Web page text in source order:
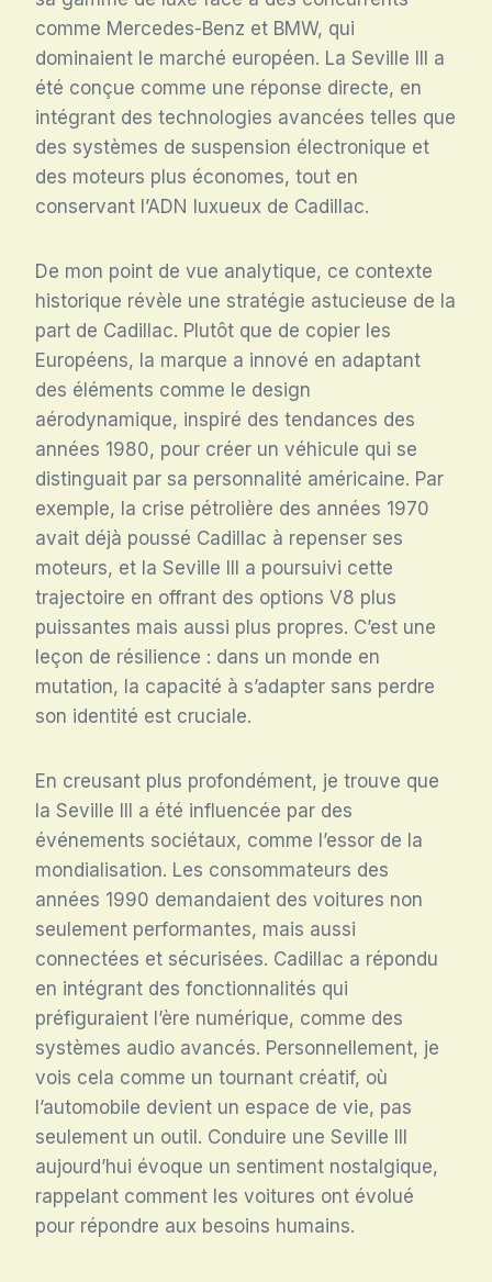
comme Mercedes-Benz et BMW, qui
dominaient le marché européen. La Seville III a
été conçue comme une réponse directe, en
intégrant des technologies avancées telles que
des systèmes de suspension électronique et
des moteurs plus économes, tout en
conservant l’ADN luxueux de Cadillac.
De mon point de vue analytique, ce contexte
historique révèle une stratégie astucieuse de la
part de Cadillac. Plutôt que de copier les
Européens, la marque a innové en adaptant
des éléments comme le design
aérodynamique, inspiré des tendances des
années 1980, pour créer un véhicule qui se
distinguait par sa personnalité américaine. Par
exemple, la crise pétrolière des années 1970
avait déjà poussé Cadillac à repenser ses
moteurs, et la Seville III a poursuivi cette
trajectoire en offrant des options V8 plus
puissantes mais aussi plus propres. C’est une
leçon de résilience : dans un monde en
mutation, la capacité à s’adapter sans perdre
son identité est cruciale.
En creusant plus profondément, je trouve que
la Seville III a été influencée par des
événements sociétaux, comme l’essor de la
mondialisation. Les consommateurs des
années 1990 demandaient des voitures non
seulement performantes, mais aussi
connectées et sécurisées. Cadillac a répondu
en intégrant des fonctionnalités qui
préfiguraient l’ère numérique, comme des
systèmes audio avancés. Personnellement, je
vois cela comme un tournant créatif, où
l’automobile devient un espace de vie, pas
seulement un outil. Conduire une Seville III
aujourd’hui évoque un sentiment nostalgique,
rappelant comment les voitures ont évolué
pour répondre aux besoins humains.